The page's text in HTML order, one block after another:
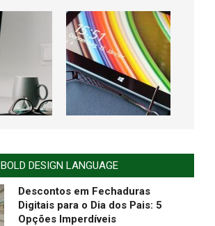
BOLD DESIGN LANGUAGE
Descontos em Fechaduras
Digitais para o Dia dos Pais: 5
Opções Imperdíveis